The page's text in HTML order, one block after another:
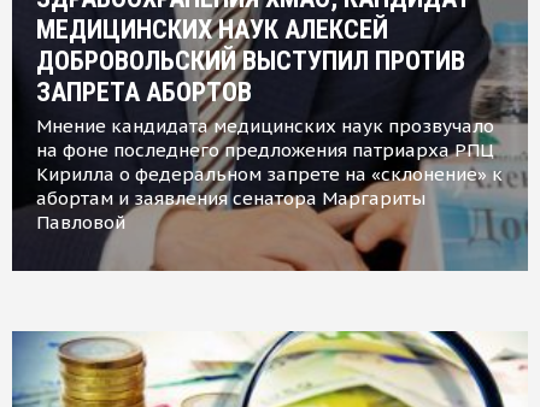
МЕДИЦИНСКИХ НАУК АЛЕКСЕЙ
ДОБРОВОЛЬСКИЙ ВЫСТУПИЛ ПРОТИВ
ЗАПРЕТА АБОРТОВ
Мнение кандидата медицинских наук прозвучало
на фоне последнего предложения патриарха РПЦ
Кирилла о федеральном запрете на «склонение» к
абортам и заявления сенатора Маргариты
Павловой